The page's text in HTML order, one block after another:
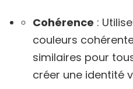
Cohérence :
couleurs
similaires pour
créer une identité